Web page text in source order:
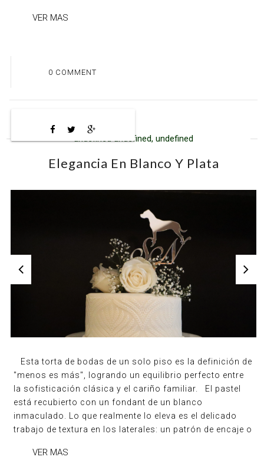
VER MAS
0 COMMENT
undefined undefined, undefined
Elegancia En Blanco Y Plata
Esta torta de bodas de un solo piso es la definición de
"menos es más", logrando un equilibrio perfecto entre
la sofisticación clásica y el cariño familiar. El pastel
está recubierto con un fondant de un blanco
inmaculado. Lo que realmente lo eleva es el delicado
trabajo de textura en los laterales: un patrón de encaje o
VER MAS